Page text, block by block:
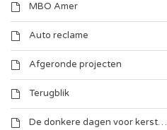
MBO Amer
Auto reclame
Afgeronde projecten
Terugblik
De donkere dagen voor kerst…